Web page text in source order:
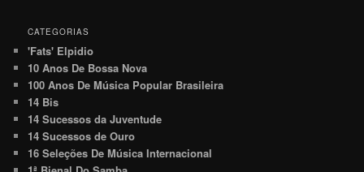
CATEGORIAS
'Fats' Elpidio
10 Anos De Bossa Nova
100 Anos De Música Popular Brasileira
14 Bis
14 Sucessos da Juventude
14 Sucessos de Ouro
16 Seleções De Música Internacional